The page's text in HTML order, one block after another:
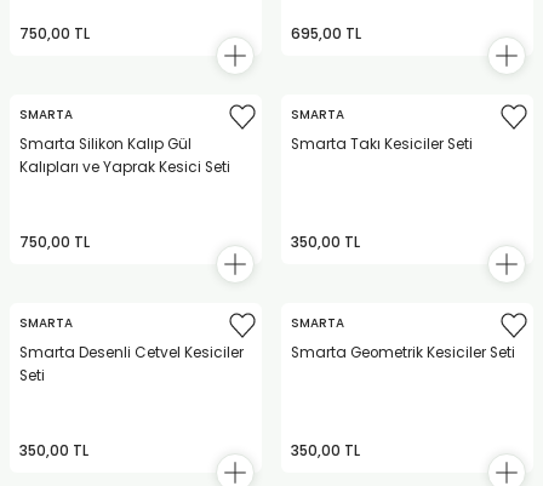
ÜRÜNLERİ
750,00 TL 695,00 TL
SMARTA
Smarta Silikon Kalıp Gül
Kalıpları ve Yaprak Kesici Seti
750,00 TL
SMARTA
Smarta Takı Kesiciler Seti
350,00 TL
SMARTA
Smarta Desenli Cetvel Kesiciler
Seti
350,00 TL
SMARTA
Smarta Geometrik Kesiciler Seti
350,00 TL